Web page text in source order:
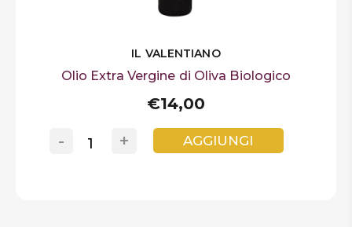
IL VALENTIANO
Olio Extra Vergine di Oliva Biologico
€14,00
+
- AGGIUNGI